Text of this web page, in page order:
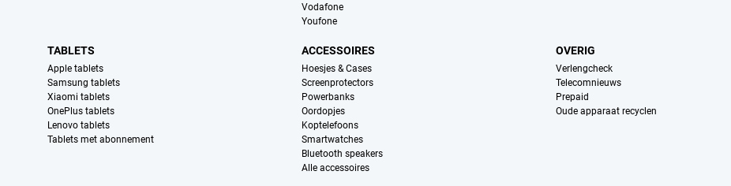
Vodafone
Youfone
TABLETS
Apple tablets
Samsung tablets
Xiaomi tablets
OnePlus tablets
Lenovo tablets
Tablets met abonnement
ACCESSOIRES
Hoesjes & Cases
Screenprotectors
Powerbanks
Oordopjes
Koptelefoons
Smartwatches
Bluetooth speakers
Alle accessoires
OVERIG
Verlengcheck
Telecomnieuws
Prepaid
Oude apparaat recyclen